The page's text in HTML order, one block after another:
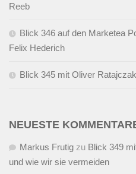
Reeb
Blick 346 auf den Marketea
Felix Hederich
Blick 345 mit Oliver
NEUESTE
Markus Frutig zu Blick 349
und wie wir sie vermeiden